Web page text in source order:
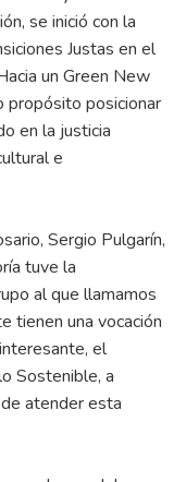
se inició con la
Justas en el
un Green New
propósito posicionar
en la justicia
e
Sergio Pulgarín,
tuve la
al que llamamos
tienen una vocación
el
Sostenible, a
atender esta